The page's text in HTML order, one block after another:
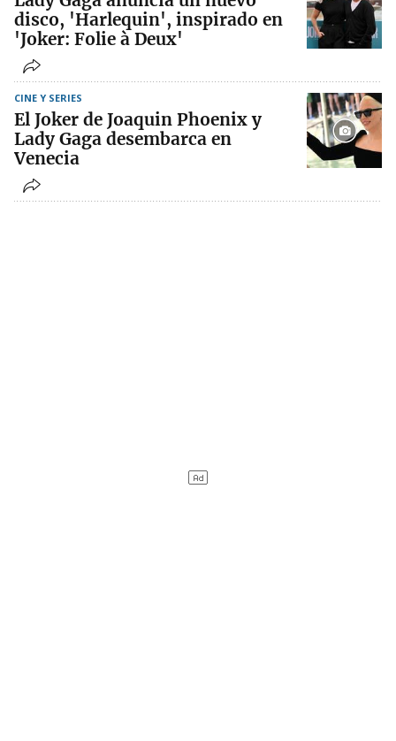
disco, 'Harlequin', inspirado en
'Joker: Folie à Deux'
CINE Y SERIES
El Joker de Joaquin Phoenix y
Lady Gaga desembarca en
Venecia